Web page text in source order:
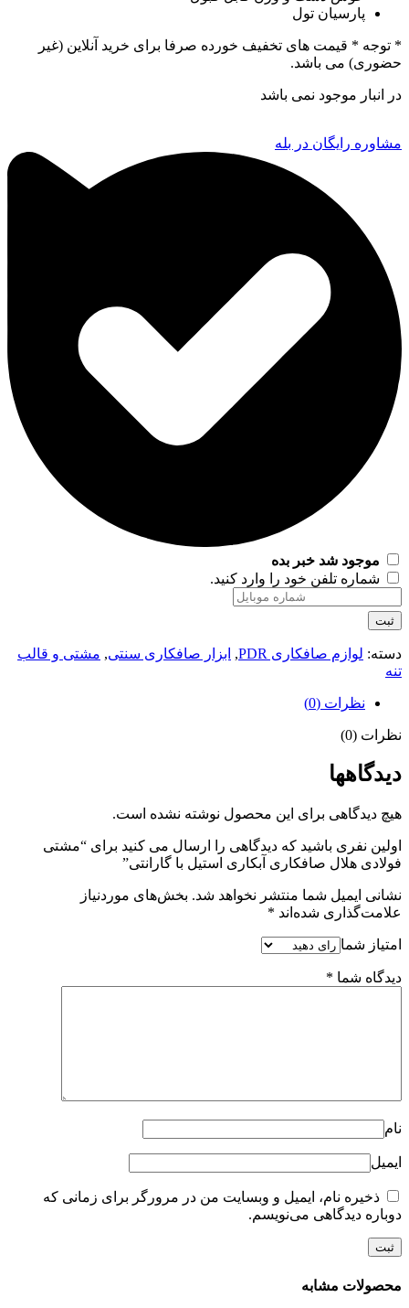
پارسیان تول
* توجه * قیمت های تخفیف خورده صرفا برای خرید آنلاین (غیر
حضوری) می باشد.
در انبار موجود نمی باشد
مشاوره رایگان در بله
موجود شد خبر بده
شماره تلفن خود را وارد کنید.
ثبت
دسته: لوازم صافکاری PDR , ابزار صافکاری سنتی, مشتی و قالب
تنه
نظرات (0)
نظرات (0)
دیدگاهها
هیچ دیدگاهی برای این محصول نوشته نشده است.
اولین نفری باشید که دیدگاهی را ارسال می کنید برای “مشتی
فولادی هلال صافکاری آبکاری استیل با گارانتی”
نشانی ایمیل شما منتشر نخواهد شد. بخش‌های موردنیاز
علامت‌گذاری شده‌اند *
امتیاز شما
دیدگاه شما *
نام
ایمیل
ذخیره نام، ایمیل و وبسایت من در مرورگر برای زمانی که
دوباره دیدگاهی می‌نویسم.
محصولات مشابه